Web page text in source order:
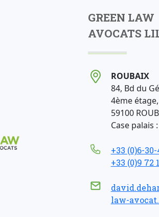
GREEN LAW
AVOCATS
ROUBAIX
84, Bd du
4ème
59100
Case palais
+33 (0)6-
+33 (0)9 72
law-